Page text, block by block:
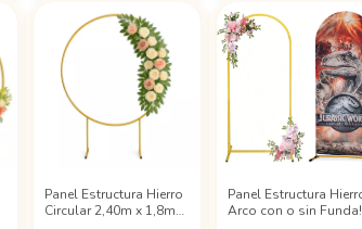
Panel Estructura Hierro
Circular 2,40m x 1,8m
Panel Estructura
Arco con o sin Funda!